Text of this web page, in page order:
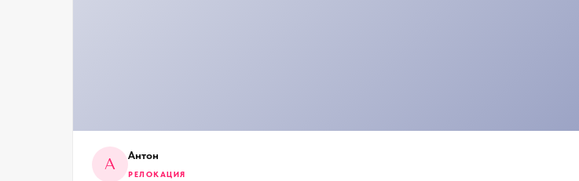
А
Антон
РЕЛОКАЦИЯ